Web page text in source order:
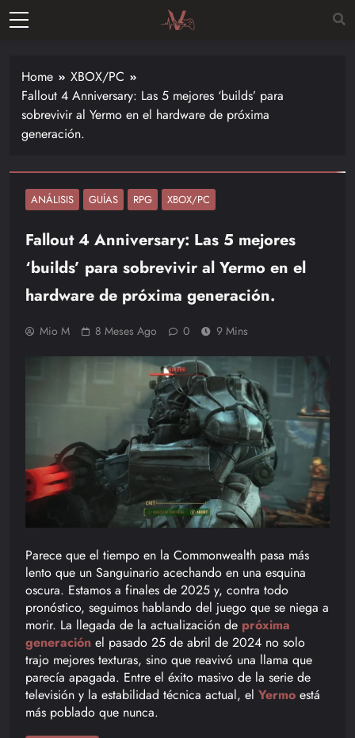
Skip
de las
últimas
novedades
videojuegos
Nintendo,
Playstac
Home
XBOX/PC
Fallout 4 Anniversary: Las 5 mejores ‘builds’ para
sobrevivir al Yermo en el hardware de próxima
generación.
ANÁLISIS GUÍAS RPG XBOX/PC
Fallout 4 Anniversary: Las 5 mejores
‘builds’ para sobrevivir al Yermo en el
hardware de próxima generación.
Mio M 8 Meses Ago 0 9 Mins
Parece que el tiempo en la Commonwealth pasa más
lento que un Sanguinario acechando en una esquina
oscura. Estamos a finales de 2025 y, contra todo
pronóstico, seguimos hablando del juego que se niega a
morir. La llegada de la actualización de próxima
generación el pasado 25 de abril de 2024 no solo
trajo mejores texturas, sino que reavivó una llama que
parecía apagada. Entre el éxito masivo de la serie de
televisión y la estabilidad técnica actual, el Yermo está
más poblado que nunca.